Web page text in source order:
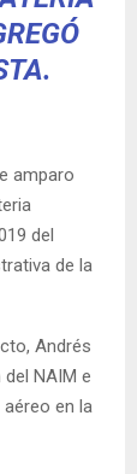
amparo
del
de la
Andrés
NAIM e
en la